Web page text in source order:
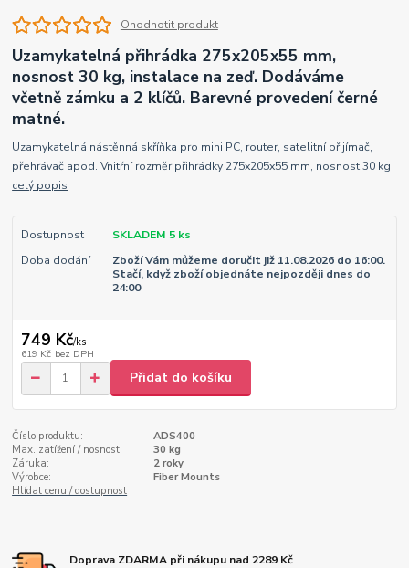
Ohodnotit produkt
Uzamykatelná přihrádka 275x205x55 mm,
nosnost 30 kg, instalace na zeď. Dodáváme
včetně zámku a 2 klíčů. Barevné provedení černé
matné.
Uzamykatelná nástěnná skříňka pro mini PC, router, satelitní přijímač,
přehrávač apod. Vnitřní rozměr přihrádky 275x205x55 mm, nosnost 30 kg
celý popis
Dostupnost
SKLADEM 5 ks
Doba dodání
Zboží Vám můžeme doručit již 11.08.2026 do 16:00.
Stačí, když zboží objednáte nejpozději dnes do
24:00
749 Kč/ks
619 Kč bez DPH
Přidat do košíku
Číslo produktu:
ADS400
Max. zatížení / nosnost:
30 kg
Záruka:
2 roky
Výrobce:
Fiber Mounts
Hlídat cenu / dostupnost
Doprava ZDARMA při nákupu nad 2289 Kč